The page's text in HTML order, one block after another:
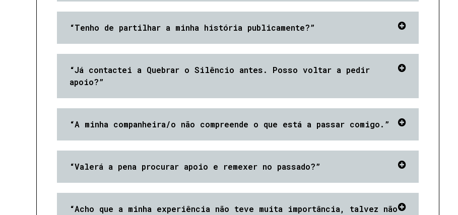
“Tenho de partilhar a minha história publicamente?”
“Já contactei a Quebrar o Silêncio antes. Posso voltar a pedir
apoio?”
“A minha companheira/o não compreende o que está a passar comigo.”
“Valerá a pena procurar apoio e remexer no passado?”
“Acho que a minha experiência não teve muita importância, talvez não